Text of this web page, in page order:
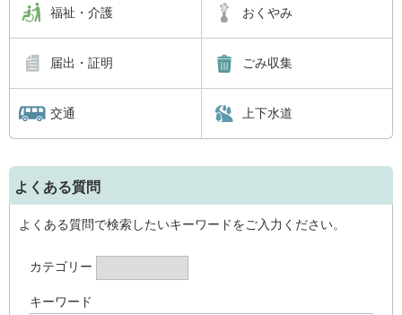
福祉・介護 おくやみ
届出・証明 ごみ収集
交通 上下水道
よくある質問
よくある質問で検索したいキーワードをご入力ください。
カテゴリー
キーワード